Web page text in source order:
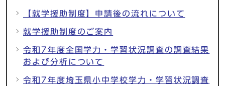
【就学援助制度】申請後の流れについて
就学援助制度のご案内
令和7年度全国学力・学習状況調査の調査結果
および分析について
令和7年度埼玉県小中学校学力・学習状況調査